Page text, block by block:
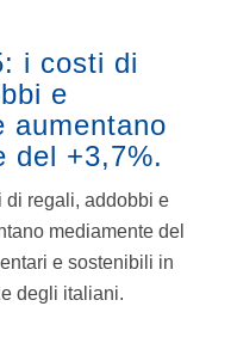
i costi di
e
aumentano
del +3,7%.
di regali, addobbi e
mediamente del
e sostenibili in
degli italiani.